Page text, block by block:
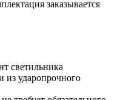
заказывается
светильника
из ударопрочного